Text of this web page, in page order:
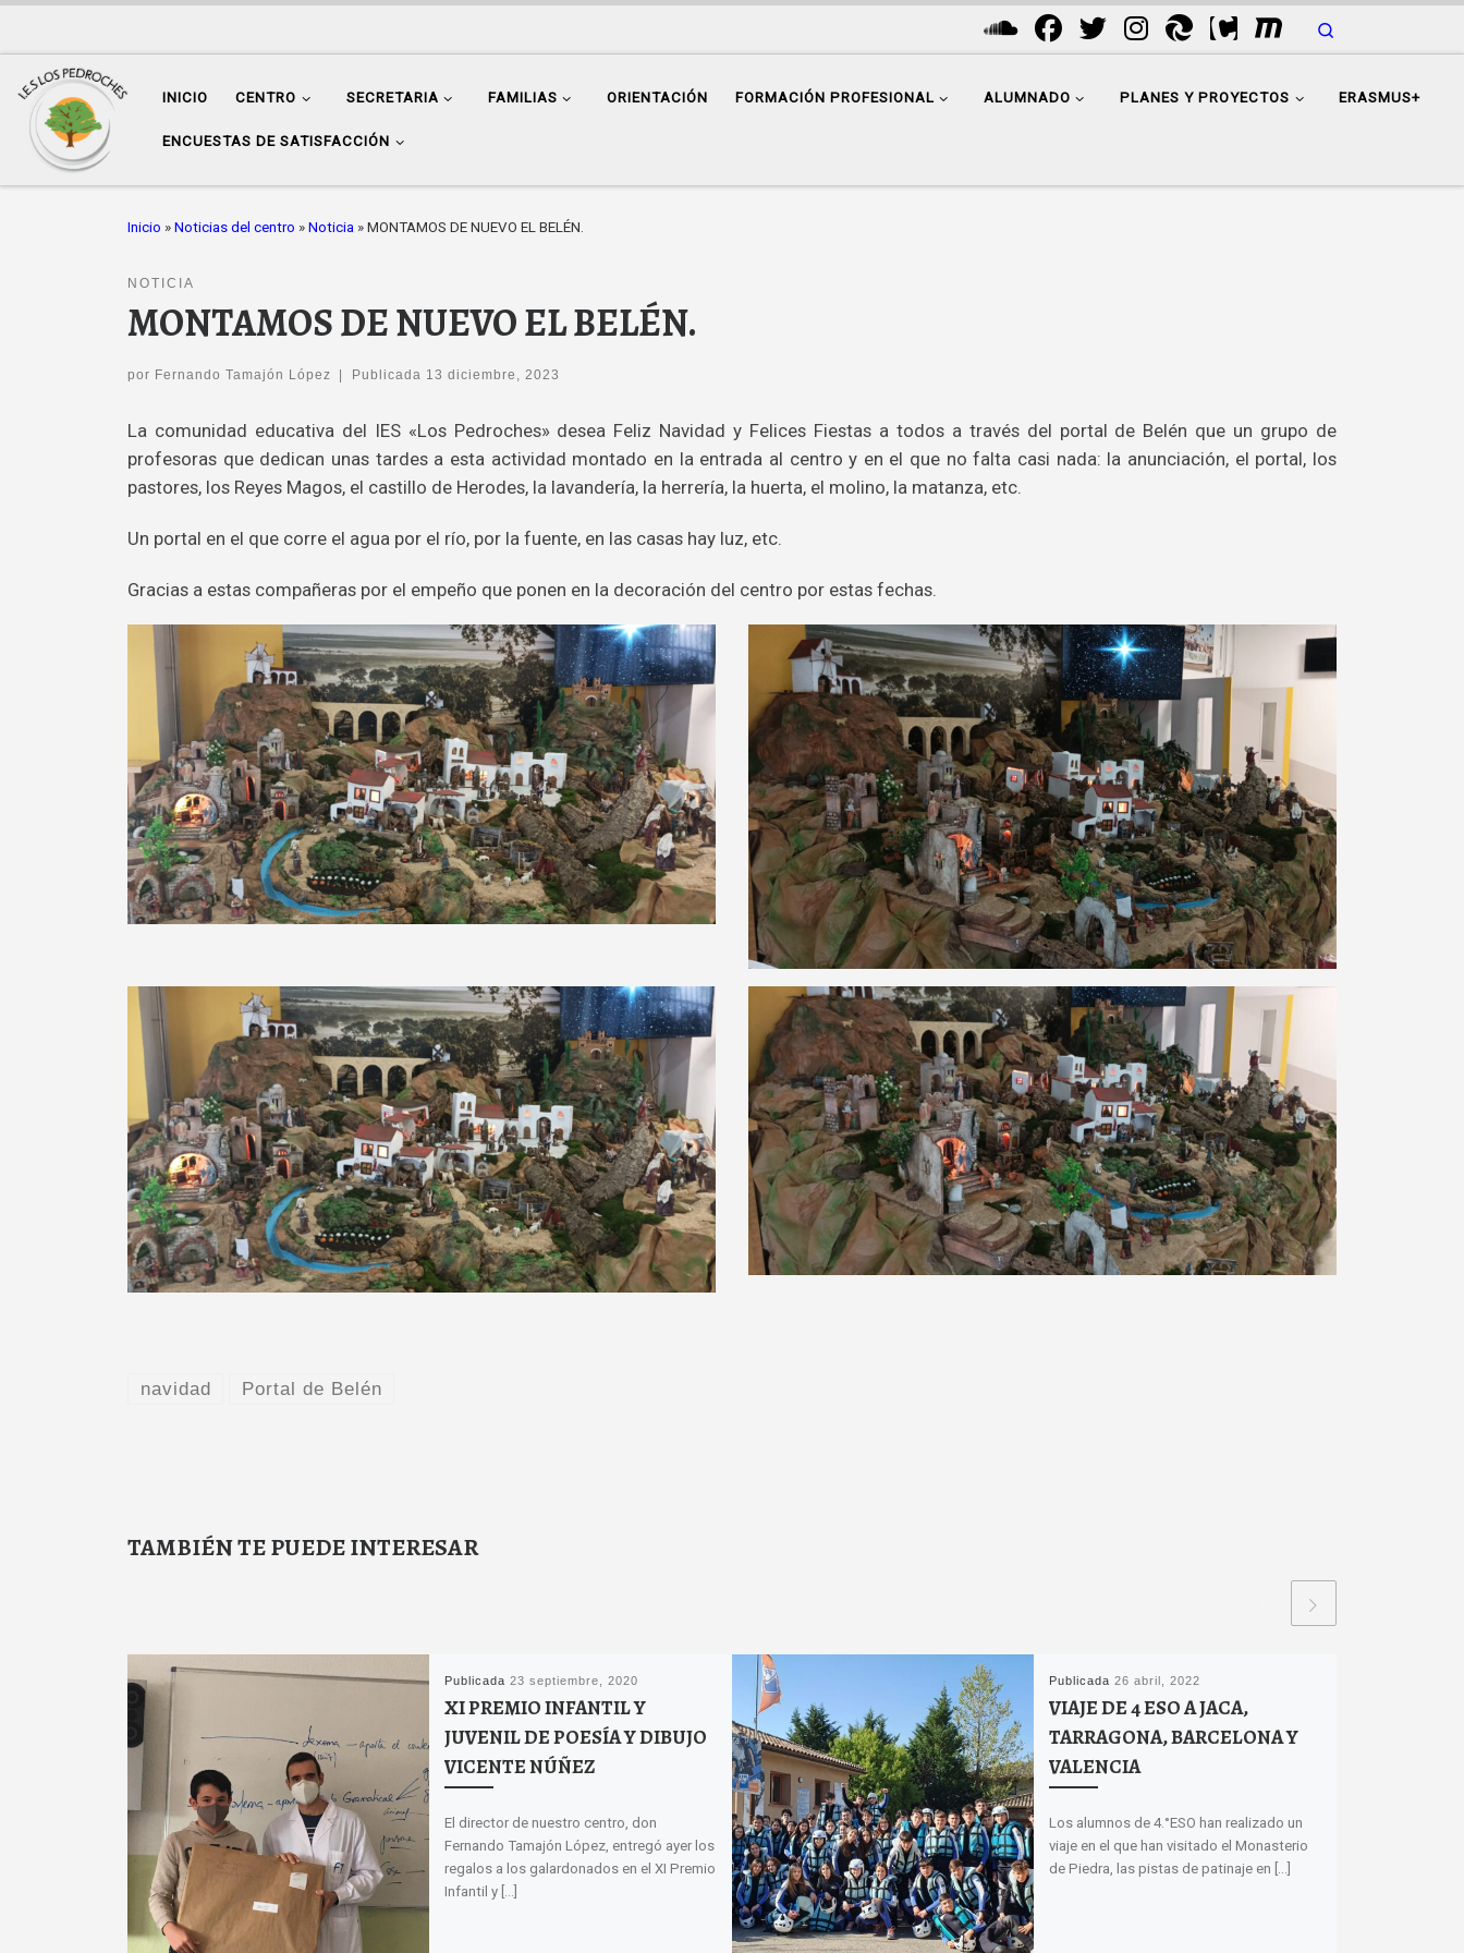
INICIO CENTRO SECRETARIA FAMILIAS ORIENTACIÓN FORMACIÓN PROFESIONAL ALUMNADO PLANES Y PROYECTOS ERASMUS+
ENCUESTAS DE SATISFACCIÓN
Inicio » Noticias del centro » Noticia » MONTAMOS DE NUEVO EL BELÉN.
NOTICIA
MONTAMOS DE NUEVO EL BELÉN.
por Fernando Tamajón López | Publicada 13 diciembre, 2023
La comunidad educativa del IES «Los Pedroches» desea Feliz Navidad y Felices Fiestas a todos a través del portal de Belén que un grupo de
profesoras que dedican unas tardes a esta actividad montado en la entrada al centro y en el que no falta casi nada: la anunciación, el portal, los
pastores, los Reyes Magos, el castillo de Herodes, la lavandería, la herrería, la huerta, el molino, la matanza, etc.
Un portal en el que corre el agua por el río, por la fuente, en las casas hay luz, etc.
Gracias a estas compañeras por el empeño que ponen en la decoración del centro por estas fechas.
navidad Portal de Belén
TAMBIÉN TE PUEDE INTERESAR
Publicada 23 septiembre, 2020
XI PREMIO INFANTIL Y
JUVENIL DE POESÍA Y DIBUJO
VICENTE NÚÑEZ
El director de nuestro centro, don
Fernando Tamajón López, entregó ayer los
regalos a los galardonados en el XI Premio
Infantil y […]
Publicada 26 abril, 2022
VIAJE DE 4 ESO A JACA,
TARRAGONA, BARCELONA Y
VALENCIA
Los alumnos de 4.°ESO han realizado un
viaje en el que han visitado el Monasterio
de Piedra, las pistas de patinaje en […]